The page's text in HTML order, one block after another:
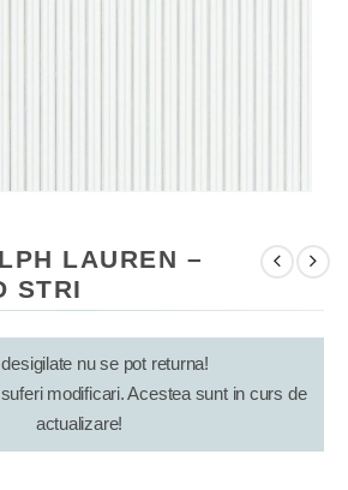
LAUREN –
STRI
nu se pot returna!
modificari. Acestea sunt in curs de
actualizare!